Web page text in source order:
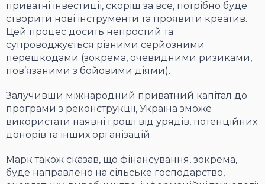
приватні інвестиції, скоріш за все, потрібно буде
створити нові інструменти та проявити креатив.
Цей процес досить непростий та
супроводжується різними серйозними
перешкодами (зокрема, очевидними ризиками,
пов’язаними з бойовими діями).
Залучивши міжнародний приватний капітал до
програми з реконструкції, Україна зможе
використати наявні гроші від урядів, потенційних
донорів та інших організацій.
Марк також сказав, що фінансування, зокрема,
буде направлено на сільське господарство,